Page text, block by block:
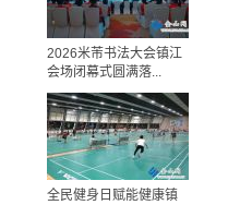
2026米芾书法大会镇江
会场闭幕式圆满落...
全民健身日赋能健康镇